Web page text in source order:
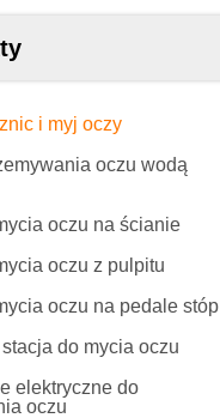
i myj oczy
oczu wodą
oczu na ścianie
oczu z pulpitu
oczu na pedale stóp
do mycia oczu
elektryczne do
oczu